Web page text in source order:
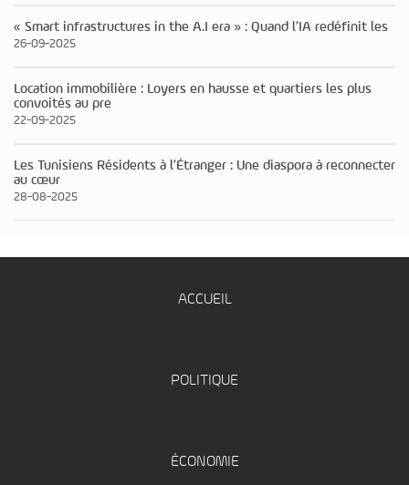
« Smart infrastructures in the A.I era » : Quand l’IA redéfinit les
26-09-2025
Location immobilière : Loyers en hausse et quartiers les plus
convoités au pre
22-09-2025
Les Tunisiens Résidents à l’Étranger : Une diaspora à reconnecter
au cœur
28-08-2025
ACCUEIL
POLITIQUE
ÉCONOMIE